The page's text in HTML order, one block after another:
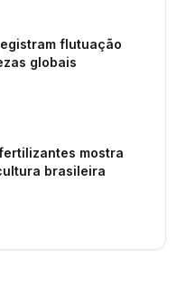
flutuação
globais
mostra
brasileira